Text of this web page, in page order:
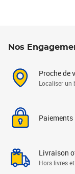
Nos
Proche de
Localiser un
Paiements
Livraison
Hors livres